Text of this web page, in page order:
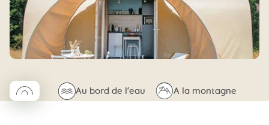
◯Coco rond🌊Au bord de l'eau ⛰A la montagne